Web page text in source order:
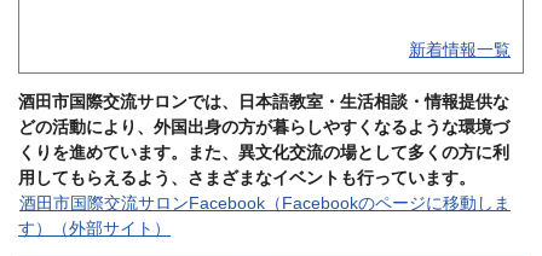
新着情報一覧
酒田市国際交流サロンでは、日本語教室・生活相談・情報提供な
どの活動により、外国出身の方が暮らしやすくなるような環境づ
くりを進めています。また、異文化交流の場として多くの方に利
用してもらえるよう、さまざまなイベントも行っています。
酒田市国際交流サロンFacebook（Facebookのページに移動しま
す）（外部サイト）